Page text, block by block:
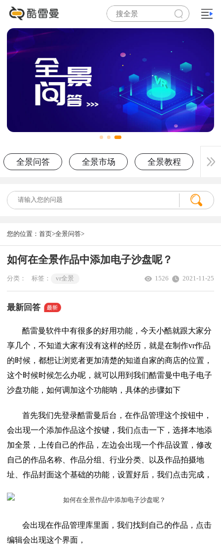
全景问答 全景市场 全景教程
您的位置： 首页>全景问答>
如何在全景作品中添加电子沙盘呢？
分类： 标签： vr全景 2021-11-25
1526
最新回答
酷雷曼软件中有很多的好用功能，今天小酷就跟大家分
享几个，不知道大家有没有这样的经历，就是在制作vr作品
的时候，都想让浏览者更加清楚的知道自家的商店的位置，
这个时候时候怎么办呢，就可以用到我们酷雷曼中电子电子
沙盘功能，如何调加这个功能呐，具体的步骤如下
首先我们先登录酷雷曼后台，在作品管理这个按钮中，
会出现一个添加作品这个按键，我们点击一下，选择本地添
加全景，上传自己的作品，左边会出现一个作品设置，修改
自己的作品名称、作品分组、行业分类、以及作品拍摄地
址、作品封面这个基础的功能，设置好后，我们点击完成，
会出现在作品管理库里面，我们找到自己的作品，点击
编辑会出现这个界面，